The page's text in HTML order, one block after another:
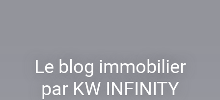
Le blog immobilier
par KW INFINITY